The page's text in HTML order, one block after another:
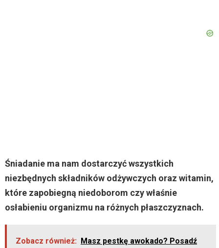
Śniadanie ma nam dostarczyć wszystkich
niezbędnych składników odżywczych oraz witamin,
które zapobiegną niedoborom czy właśnie
osłabieniu organizmu na różnych płaszczyznach.
Zobacz również:
Masz pestkę awokado? Posadź